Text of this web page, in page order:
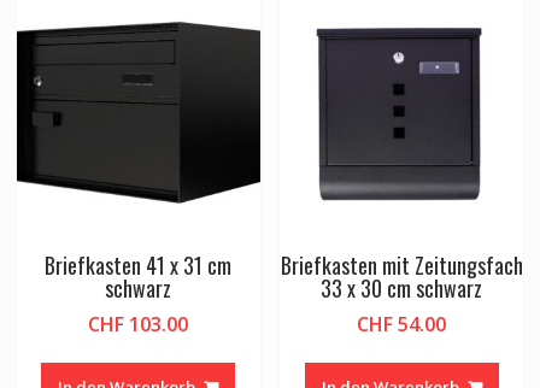
Briefkasten 41 x 31 cm
schwarz
CHF 103.00
Briefkasten mit Zeitungsfach
33 x 30 cm schwarz
CHF54.00